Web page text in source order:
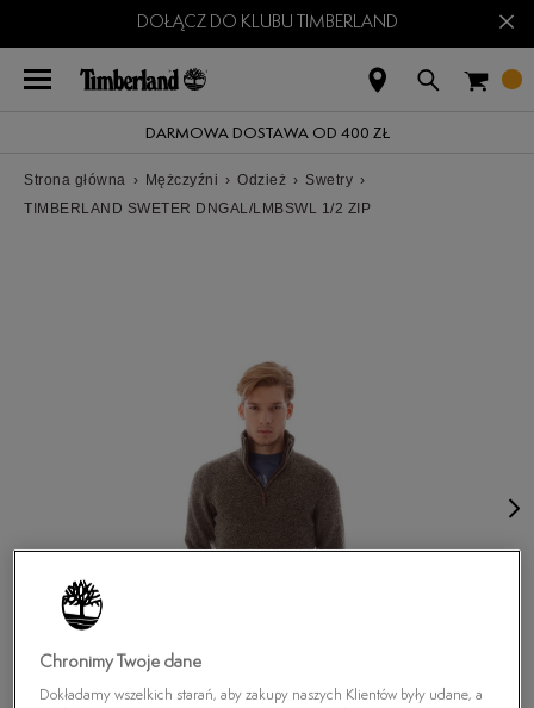
DOŁĄCZ DO KLUBU TIMBERLAND ×
DARMOWA DOSTAWA OD 400 ZŁ
Strona główna › Mężczyźni › Odzież › Swetry ›
TIMBERLAND SWETER DNGAL/LMBSWL 1/2 ZIP
Chronimy Twoje dane
Dokładamy wszelkich starań, aby zakupy naszych Klientów były udane, a